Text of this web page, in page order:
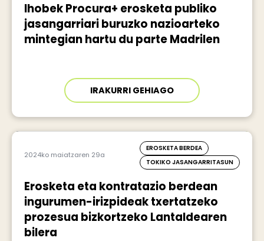
Ihobek Procura+ erosketa publiko
jasangarriari buruzko nazioarteko
mintegian hartu du parte Madrilen
IRAKURRI GEHIAGO
2024ko maiatzaren 29a
EROSKETA BERDEA
TOKIKO JASANGARRITASUN
Erosketa eta kontratazio berdean
ingurumen-irizpideak txertatzeko
prozesua bizkortzeko Lantaldearen
bilera